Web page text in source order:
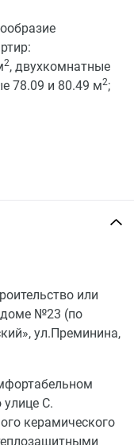
2, двухкомнатные
78.09 и 80.49 м2;
или
доме №23 (по
ул.Преминина,
С.
керамического